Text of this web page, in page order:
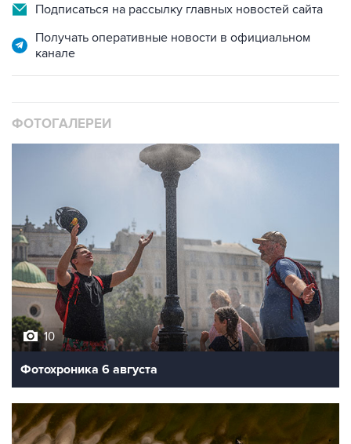
Подписаться на рассылку главных новостей сайта
Получать оперативные новости в официальном
канале
ФОТОГАЛЕРЕИ
10
Фотохроника 6 августа